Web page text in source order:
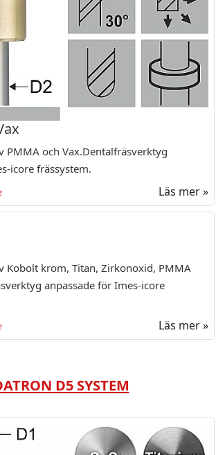
PMMA och Vax.Dentalfräsverktyg
icore frässystem.
Läs mer »
Kobolt krom, Titan, Zirkonoxid, PMMA
anpassade för Imes-icore
Läs mer »
D5 SYSTEM